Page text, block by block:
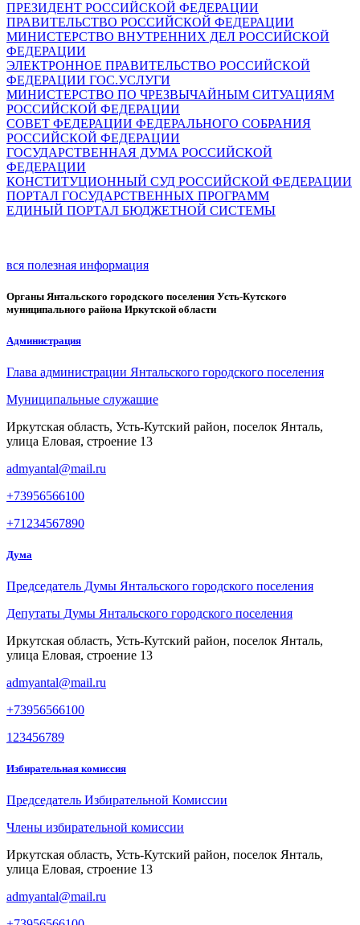
ПРЕЗИДЕНТ РОССИЙСКОЙ ФЕДЕРАЦИИ
ПРАВИТЕЛЬСТВО РОССИЙСКОЙ ФЕДЕРАЦИИ
МИНИСТЕРСТВО ВНУТРЕННИХ ДЕЛ РОССИЙСКОЙ
ФЕДЕРАЦИИ
ЭЛЕКТРОННОЕ ПРАВИТЕЛЬСТВО РОССИЙСКОЙ
ФЕДЕРАЦИИ ГОС.УСЛУГИ
МИНИСТЕРСТВО ПО ЧРЕЗВЫЧАЙНЫМ СИТУАЦИЯМ
РОССИЙСКОЙ ФЕДЕРАЦИИ
СОВЕТ ФЕДЕРАЦИИ ФЕДЕРАЛЬНОГО СОБРАНИЯ
РОССИЙСКОЙ ФЕДЕРАЦИИ
ГОСУДАРСТВЕННАЯ ДУМА РОССИЙСКОЙ
ФЕДЕРАЦИИ
КОНСТИТУЦИОННЫЙ СУД РОССИЙСКОЙ ФЕДЕРАЦИИ
ПОРТАЛ ГОСУДАРСТВЕННЫХ ПРОГРАММ
ЕДИНЫЙ ПОРТАЛ БЮДЖЕТНОЙ СИСТЕМЫ
вся полезная информация
Органы Янтальского городского поселения Усть-Кутского
муниципального района Иркутской области
Администрация
Глава администрации Янтальского городского поселения
Муниципальные служащие
Иркутская область, Усть-Кутский район, поселок Янталь,
улица Еловая, строение 13
admyantal@mail.ru
+73956566100
+71234567890
Дума
Председатель Думы Янтальского городского поселения
Депутаты Думы Янтальского городского поселения
Иркутская область, Усть-Кутский район, поселок Янталь,
улица Еловая, строение 13
admyantal@mail.ru
+73956566100
123456789
Избирательная комиссия
Председатель Избирательной Комиссии
Члены избирательной комиссии
Иркутская область, Усть-Кутский район, поселок Янталь,
улица Еловая, строение 13
admyantal@mail.ru